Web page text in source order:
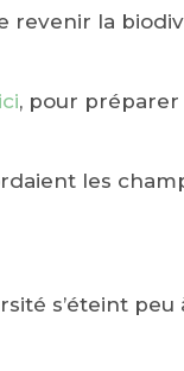
revenir la
, pour préparer
les
s’éteint